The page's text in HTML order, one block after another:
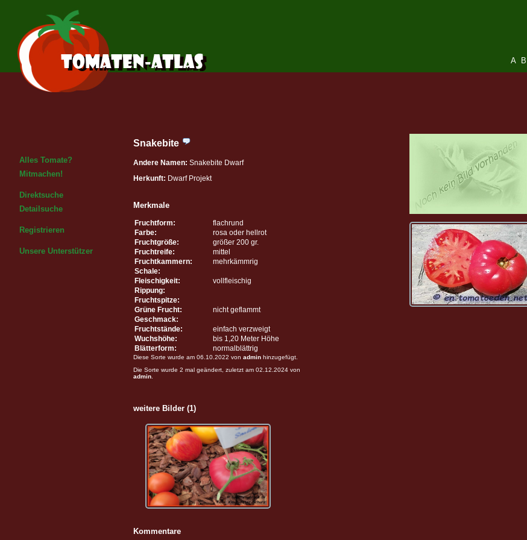
A B
Alles Tomate?
Mitmachen!
Direktsuche
Detailsuche
Registrieren
Unsere Unterstützer
Snakebite
Andere Namen: Snakebite Dwarf
Herkunft: Dwarf Projekt
Merkmale
Fruchtform:
flachrund
Farbe:
rosa oder hellrot
Fruchtgröße:
größer 200 gr.
Fruchtreife:
mittel
Fruchtkammern:
mehrkämmrig
Schale:
Fleischigkeit:
vollfleischig
Rippung:
Fruchtspitze:
Grüne Frucht:
nicht geflammt
Geschmack:
Fruchtstände:
einfach verzweigt
Wuchshöhe:
bis 1,20 Meter Höhe
Blätterform:
normalblättrig
Diese Sorte wurde am 06.10.2022 von admin hinzugefügt.
Die Sorte wurde 2 mal geändert, zuletzt am 02.12.2024 von
admin
weitere Bilder (1)
Kommentare